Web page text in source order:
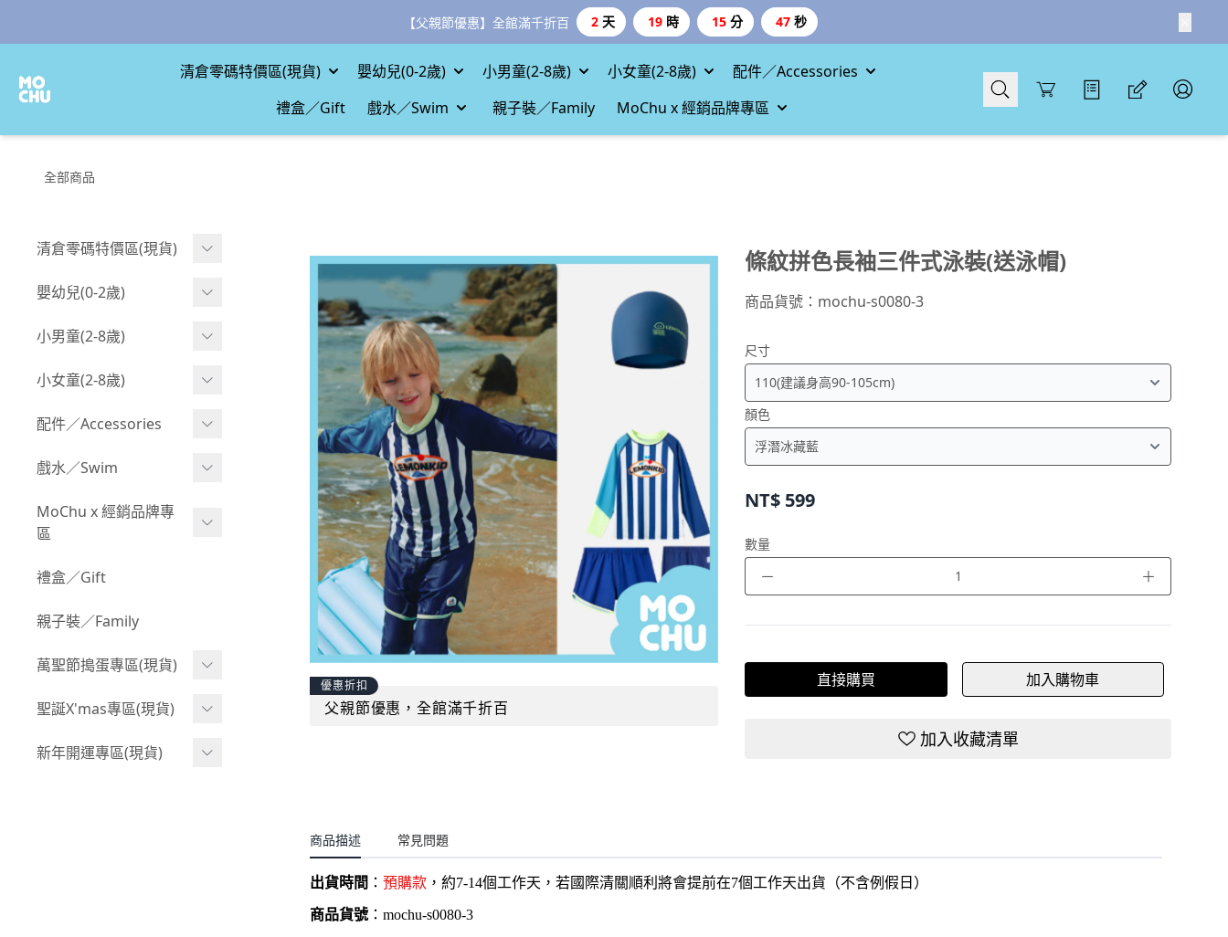
【父親節優惠】全館滿千折百 2 天 19 時 15 分 45 秒
清倉零碼特價區(現貨) 嬰幼兒(0-2歲) 小男童(2-8歲) 小女童(2-8歲)
配件／Accessories
禮盒／Gift
戲水／Swim 親子裝／Family MoChu x 經銷品牌專區
Cart
全部商品
清倉零碼特價區(現貨)
現貨.寶寶
現貨.男童
嬰幼兒(0-2歲)
BABY 包屁衣(短袖)
BABY 包屁衣(長袖)
BABY 外套
BABY 上身(短袖)
BABY 下身(短褲)
BABY 下身(長褲)
BABY 套裝(短袖)
BABY 套裝(長袖)
小男童(2-8歲)
Boy 上身(短袖)
Boy 上身(長袖)
Boy 套裝(短袖)
叢林探險系列
小紳士系列
韓國小歐巴
小女童(2-8歲)
Girl 上身(短袖)
Girl 上身(長袖)
Girl 下身(長褲)
Girl 套裝(短袖)
率性牛仔風
夢幻童話系列
小洋裝系列
配件／Accessories
Acc 口水巾
Acc 襪子
Acc 鞋子
Acc 餐具
Acc 寢具
Acc 其他
戲水／Swim
泳裝
泳具
野餐趣
MoChu x 經銷品牌專
區
©Wonchi 台灣 ｜ 兒童軟
©Disney 美國｜嬰兒用品
©風車圖書 台灣｜兒童圖
嘴
禮盒／Gift
親子裝／Family
萬聖節搗蛋專區(現貨)
萬聖造型頭套(3歲以上)
萬聖.嬰幼兒(0-2歲)
聖誕X'mas專區(現貨)
聖誕.嬰幼兒(0-2歲)
新年開運專區(現貨)
優惠折扣
父親節優惠，全館滿千折百
條紋拼色長袖三件式泳裝(送泳帽)
商品貨號： mochu-s0080-3
尺寸
顏色
NT$ 599
數量
－ ＋
直接購買 加入購物車
加入收藏清單
商品描述 常見問題
出貨時間 ：預購款 ，約7-14個工作天，若國際清關順利將會提前在7個工作天出貨（不含例假日）
商品貨號：mochu-s0080-3